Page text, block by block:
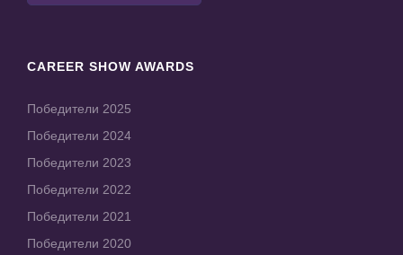
CAREER SHOW AWARDS
Победители 2025
Победители 2024
Победители 2023
Победители 2022
Победители 2021
Победители 2020